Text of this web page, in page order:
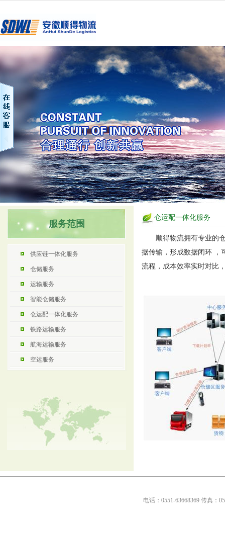
服务范围
供应链一体化服务
仓储服务
运输服务
智能仓储服务
仓运配一体化服务
铁路运输服务
航海运输服务
空运服务
仓运配一体化服务
顺得物流拥有专业的
据传输，形成数据闭环，
流程，成本效率实时对比
电话：0551-63668369传真：